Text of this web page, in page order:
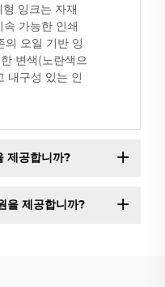
잉크는 자재
가능한 인쇄
의 오일 기반 잉
변색(노란색으
내구성 있는 인
제공합니까?
을 제공합니까?